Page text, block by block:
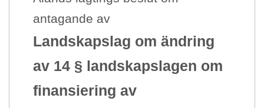
antagande av
Landskapslag om ändring
av 14 § landskapslagen om
finansiering av